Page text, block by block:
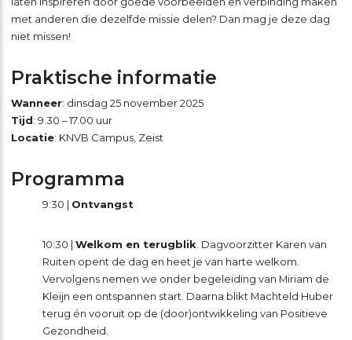
met anderen die dezelfde missie delen? Dan mag je deze dag
niet missen!
Praktische informatie
Wanneer: dinsdag 25 november 2025
Tijd: 9.30 – 17.00 uur
Locatie: KNVB Campus, Zeist
Programma
9:30 | Ontvangst
10:30 | Welkom en terugblik . Dagvoorzitter Karen van
Ruiten opent de dag en heet je van harte welkom.
Vervolgens nemen we onder begeleiding van Miriam de
Kleijn een ontspannen start. Daarna blikt Machteld Huber
terug én vooruit op de (door)ontwikkeling van Positieve
Gezondheid.